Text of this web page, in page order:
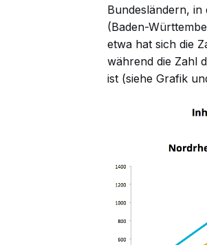
Bundesländern, in
(Baden-
etwa hat sich die
während die Zahl
ist (siehe Grafik